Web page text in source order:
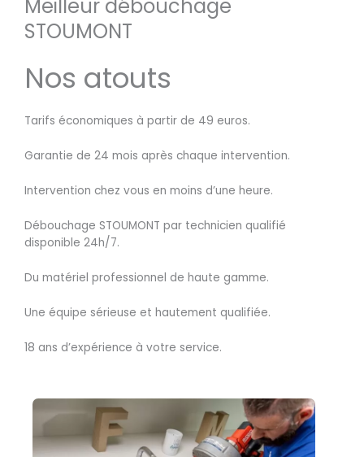
Meilleur débouchage
STOUMONT
Nos atouts
Tarifs économiques à partir de 49 euros.
Garantie de 24 mois après chaque intervention.
Intervention chez vous en moins d’une heure.
Débouchage STOUMONT par technicien qualifié
disponible 24h/7.
Du matériel professionnel de haute gamme.
Une équipe sérieuse et hautement qualifiée.
18 ans d’expérience à votre service.